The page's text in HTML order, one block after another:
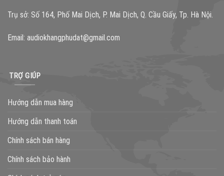
Trụ sở: Số 164, Phố Mai Dịch, P. Mai Dịch, Q. Cầu Giấy, Tp. Hà Nội.
Email: audiokhangphudat@gmail.com
TRỢ GIÚP
Hướng dẫn mua hàng
Hướng dẫn thanh toán
Chính sách bán hàng
Chính sách bảo hành